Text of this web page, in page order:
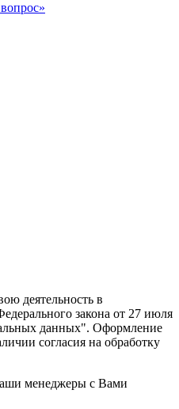
деятельность в
закона от 27 июля
данных". Оформление
согласия на обработку
менеджеры с Вами